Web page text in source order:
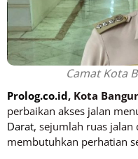
Camat Kota
Prolog.co.id, Kota
perbaikan akses jalan
Darat, sejumlah ruas
membutuhkan perhatian